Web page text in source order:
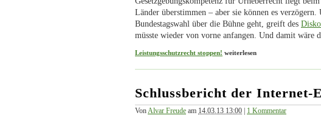
Länder überstimmen – aber sie können es
Bundestagswahl über die Bühne geht, greift des
müsste wieder von vorne anfangen. Und damit wäre
Leistungsschutzrecht stoppen! weiterlesen
Schlussbericht der Internet-
VonAlvar Freude am 14.03.13 13:00 | 1 Kommentar